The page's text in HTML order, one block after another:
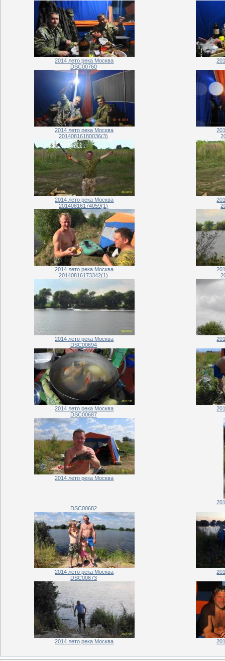
2014 лето река Москва
DSC00760
2014 лето река Москва
20140816180036(3)
2014 лето река Москва
20140816174059(1)
2014 лето река Москва
20140816173342(1)
2014 лето река Москва
DSC00694
2014 лето река Москва
DSC00687
2014 лето река Москва
DSC00682
2014 лето река Москва
DSC00673
2014 лето река Москва